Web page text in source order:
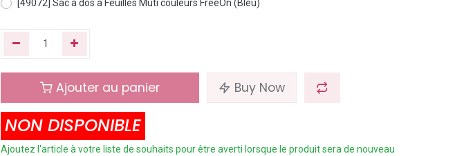
[49072] Sac à dos à Feuilles Muti couleurs FreeOn (Bleu)
Ajouter au panier Buy Now
NON DISPONIBLE
Ajoutez l'article à votre liste de souhaits pour être averti lorsque le produit sera de nouveau